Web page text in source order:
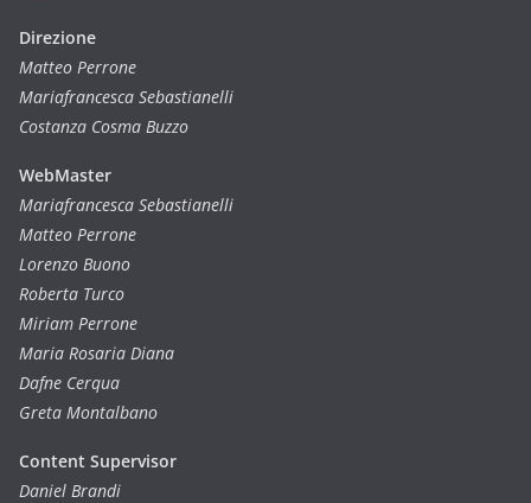
Direzione
Matteo Perrone
Mariafrancesca Sebastianelli
Costanza Cosma Buzzo
WebMaster
Mariafrancesca Sebastianelli
Matteo Perrone
Lorenzo Buono
Roberta Turco
Miriam Perrone
Maria Rosaria Diana
Dafne Cerqua
Greta Montalbano
Content Supervisor
Daniel Brandi